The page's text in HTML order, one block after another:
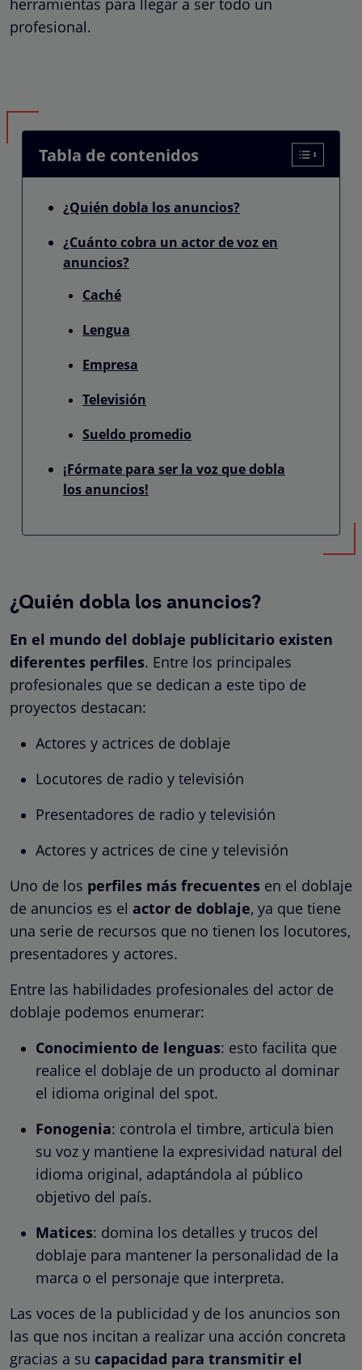
profesional.
Tabla de contenidos
¿Quién dobla los anuncios?
¿Cuánto cobra un actor de voz en
anuncios?
Caché
Lengua
Empresa
Televisión
Sueldo promedio
¡Fórmate para ser la voz que dobla
los anuncios!
¿Quién dobla los anuncios?
En el mundo del doblaje publicitario existen
diferentes perfiles. Entre los principales
profesionales que se dedican a este tipo de
proyectos destacan:
Actores y actrices de doblaje
Locutores de radio y televisión
Presentadores de radio y televisión
Actores y actrices de cine y televisión
Uno de los perfiles más frecuentes en el doblaje
de anuncios es el actor de doblaje, ya que tiene
una serie de recursos que no tienen los locutores,
presentadores y actores.
Entre las habilidades profesionales del actor de
doblaje podemos enumerar:
Conocimiento de lenguas: esto facilita que
realice el doblaje de un producto al dominar
el idioma original del spot.
Fonogenia: controla el timbre, articula bien
su voz y mantiene la expresividad natural del
idioma original, adaptándola al público
objetivo del país.
Matices: domina los detalles y trucos del
doblaje para mantener la personalidad de la
marca o el personaje que interpreta.
Las voces de la publicidad y de los anuncios son
las que nos incitan a realizar una acción concreta
gracias a su capacidad para transmitir el